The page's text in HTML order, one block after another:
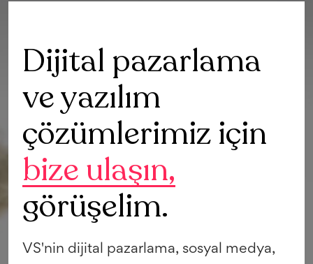
Dijital pazarlama
ve yazılım
çözümlerimiz için
bize ulaşın,
görüşelim.
VS'nin dijital pazarlama, sosyal medya,